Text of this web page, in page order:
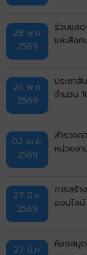
28 พ.ค.
2569
ร่วมแส
และสัง
26 พ.ค.
2569
ประชา
จำนวน
02 เม.ย.
2569
สำรวจ
หน่วยง
27 มี.ค.
2569
การสร้า
ออนไล
27 มี.ค.
ห้องสมุ